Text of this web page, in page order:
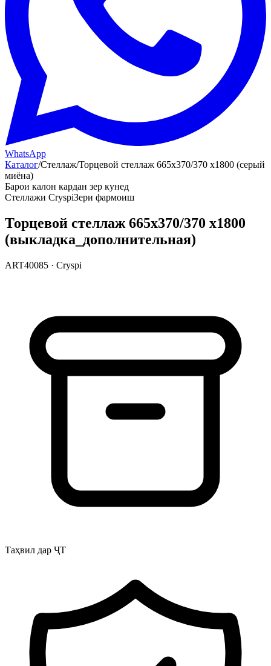
WhatsApp
Каталог/Стеллаж/Торцевой стеллаж 665х370/370 х1800 (серый
миёна)
Барои калон кардан зер кунед
Стеллажи CryspiЗери фармоиш
Торцевой стеллаж 665х370/370 х1800
(выкладка_дополнительная)
ART40085 · Cryspi
Таҳвил дар ҶТ